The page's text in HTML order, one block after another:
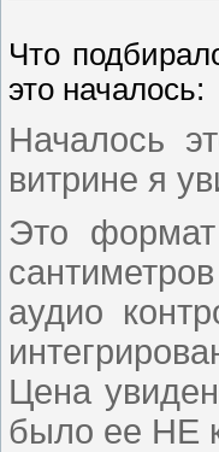
Что
это началось:
Началось
витрине я
Это
аудио
Цена
было ее НЕ